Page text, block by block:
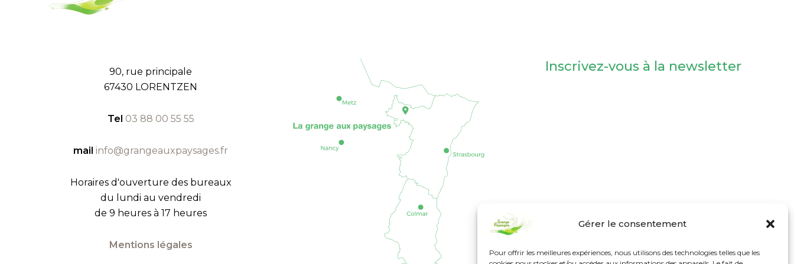
Gérer le consentement
Pour offrir les meilleures expériences, nous utilisons des technologies telles que les
90, rue principale
67430 LORENTZEN
Tel 03 88 00 55 55
mail info@grangeauxpaysages.fr
Horaires d'ouverture des bureaux
du lundi au vendredi
de 9 heures à 17 heures
Mentions légales
Inscrivez-vous à la newsletter